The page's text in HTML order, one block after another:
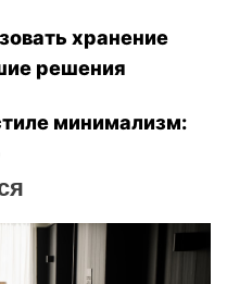
хранение
решения
минимализм: